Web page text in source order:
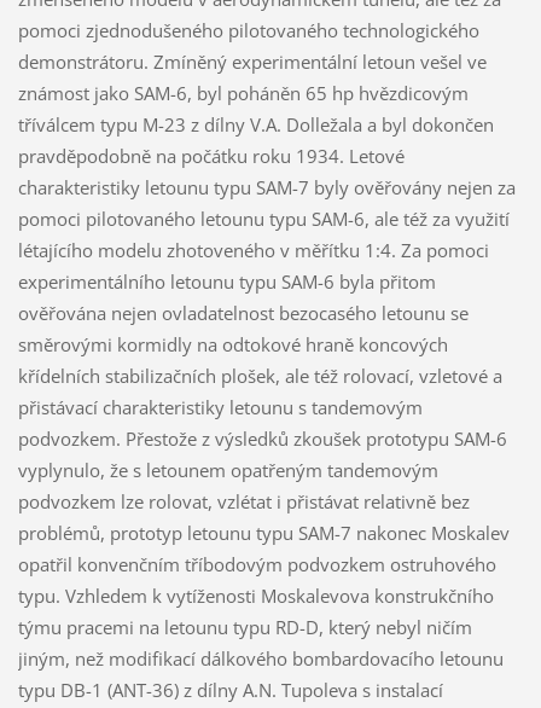
pomoci zjednodušeného pilotovaného technologického
demonstrátoru. Zmíněný experimentální letoun vešel ve
známost jako SAM-6, byl poháněn 65 hp hvězdicovým
tříválcem typu M-23 z dílny V.A. Dolležala a byl dokončen
pravděpodobně na počátku roku 1934. Letové
charakteristiky letounu typu SAM-7 byly ověřovány nejen za
pomoci pilotovaného letounu typu SAM-6, ale též za využití
létajícího modelu zhotoveného v měřítku 1:4. Za pomoci
experimentálního letounu typu SAM-6 byla přitom
ověřována nejen ovladatelnost bezocasého letounu se
směrovými kormidly na odtokové hraně koncových
křídelních stabilizačních plošek, ale též rolovací, vzletové a
přistávací charakteristiky letounu s tandemovým
podvozkem. Přestože z výsledků zkoušek prototypu SAM-6
vyplynulo, že s letounem opatřeným tandemovým
podvozkem lze rolovat, vzlétat i přistávat relativně bez
problémů, prototyp letounu typu SAM-7 nakonec Moskalev
opatřil konvenčním tříbodovým podvozkem ostruhového
typu. Vzhledem k vytíženosti Moskalevova konstrukčního
týmu pracemi na letounu typu RD-D, který nebyl ničím
jiným, než modifikací dálkového bombardovacího letounu
typu DB-1 (ANT-36) z dílny A.N. Tupoleva s instalací